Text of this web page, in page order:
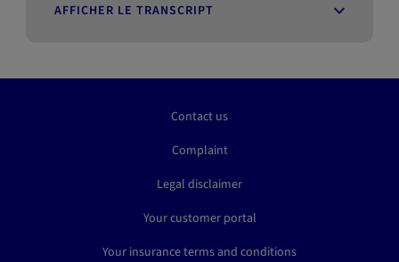
AFFICHER LE TRANSCRIPT
Contact us
Complaint
Legal disclaimer
Your customer portal
Your insurance terms and conditions